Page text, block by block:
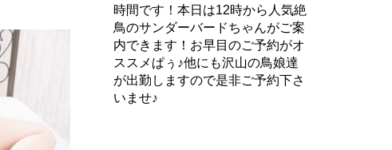
時間です！本日は12時から人気絶
鳥のサンダーバードちゃんがご案
内できます！お早目のご予約がオ
ススメぱぅ♪他にも沢山の鳥娘達
が出勤しますので是非ご予約下さ
いませ♪